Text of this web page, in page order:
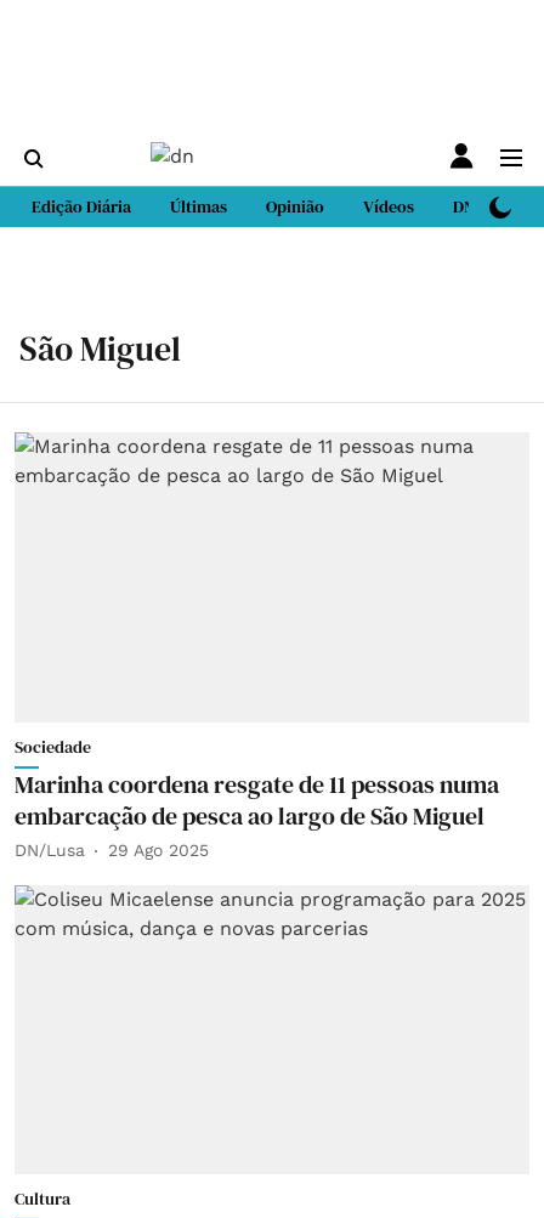
Edição Diária Últimas Opinião Vídeos DN Sport
São Miguel
Sociedade
Marinha coordena resgate de 11 pessoas numa
embarcação de pesca ao largo de São Miguel
DN/Lusa 29 Ago 2025
Cultura